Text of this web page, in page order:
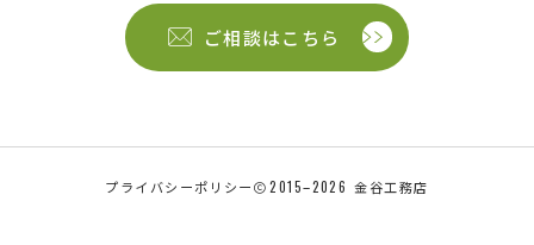
ご相談はこちら
プライバシーポリシー 2015–2026 金谷工務店